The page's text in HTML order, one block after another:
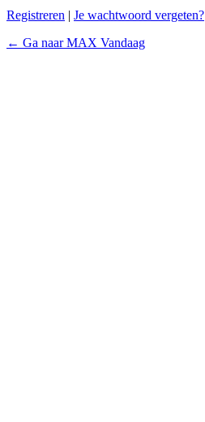
Registreren | Je wachtwoord vergeten?
← Ga naar MAX Vandaag